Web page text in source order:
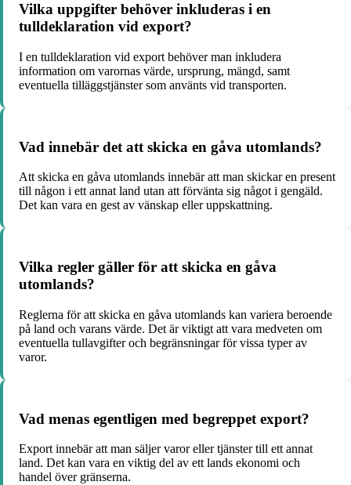
Vilka uppgifter behöver inkluderas i en
tulldeklaration vid export?
I en tulldeklaration vid export behöver man inkludera
information om varornas värde, ursprung, mängd, samt
eventuella tilläggstjänster som använts vid transporten.
Vad innebär det att skicka en gåva utomlands?
Att skicka en gåva utomlands innebär att man skickar en present
till någon i ett annat land utan att förvänta sig något i gengäld.
Det kan vara en gest av vänskap eller uppskattning.
Vilka regler gäller för att skicka en gåva
utomlands?
Reglerna för att skicka en gåva utomlands kan variera beroende
på land och varans värde. Det är viktigt att vara medveten om
eventuella tullavgifter och begränsningar för vissa typer av
varor.
Vad menas egentligen med begreppet export?
Export innebär att man säljer varor eller tjänster till ett annat
land. Det kan vara en viktig del av ett lands ekonomi och
handel över gränserna.